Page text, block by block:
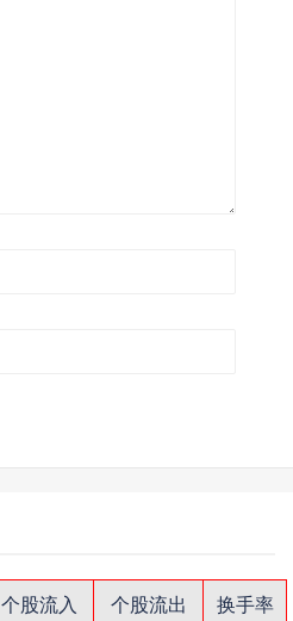
个股流入 个股流出
换手率